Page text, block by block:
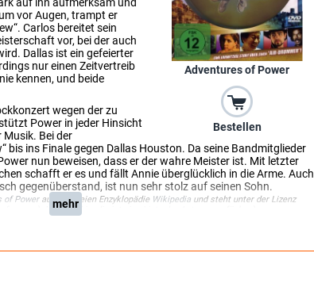
Adventures of Power
Bestellen
vor Augen, trampt er
Carlos bereitet sein
vor, bei der auch
Dallas ist ein gefeierter
nur einen Zeitvertreib
kennen, und beide
wegen der zu
Power in jeder Hinsicht
Musik. Bei der
bis ins Finale gegen Dallas Houston. Da seine Bandmitglieder
nun beweisen, dass er der wahre Meister ist. Mit letzter
schafft er es und fällt Annie überglücklich in die Arme. Auch
gegenüberstand, ist nun sehr stolz auf seinen Sohn.
of Poweraus der freien Enzyklopädie Wikipedia und steht unter der Lizenz
). In der Wikipedia ist eine
mehr